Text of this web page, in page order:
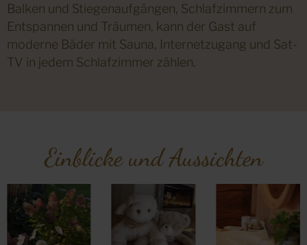
Balken und Stiegenaufgängen, Schlafzimmern zum
Entspannen und Träumen, kann der Gast auf
moderne Bäder mit Sauna, Internetzugang und Sat-
TV in jedem Schlafzimmer zählen.
Einblicke und Aussichten